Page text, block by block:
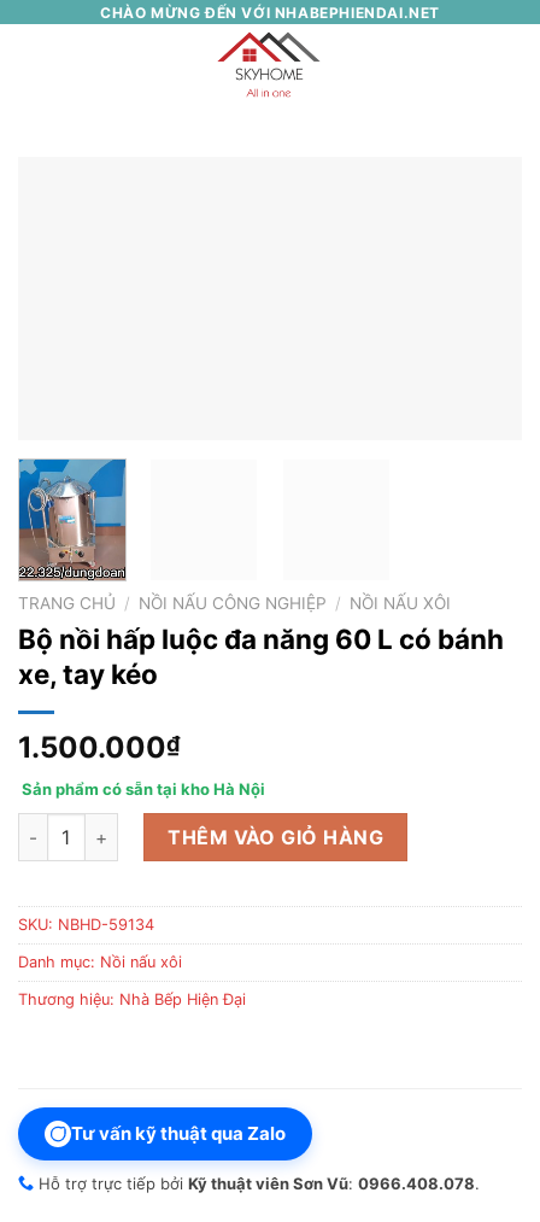
CHÀO MỪNG ĐẾN VỚI NHABEPHIENDAI.NET
TRANG CHỦ / NỒI NẤU CÔNG NGHIỆP / NỒI NẤU XÔI
Bộ nồi hấp luộc đa năng 60 L có bánh
xe, tay kéo
1.500.000₫
Sản phẩm có sẵn tại kho Hà Nội
Bộ nồi hấp luộc đa năng 60 L có bánh xe, tay kéo số lượng
THÊM VÀO GIỎ HÀNG
SKU: NBHD-59134
Danh mục: Nồi nấu xôi
Thương hiệu: Nhà Bếp Hiện Đại
Tư vấn kỹ thuật qua Zalo
Hỗ trợ trực tiếp bởi Kỹ thuật viên Sơn Vũ: 0966.408.078.